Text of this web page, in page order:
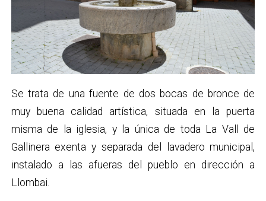
Se trata de una fuente de dos bocas de bronce de
muy buena calidad artística, situada en la puerta
misma de la iglesia, y la única de toda La Vall de
Gallinera exenta y separada del lavadero municipal,
instalado a las afueras del pueblo en dirección a
Llombai.